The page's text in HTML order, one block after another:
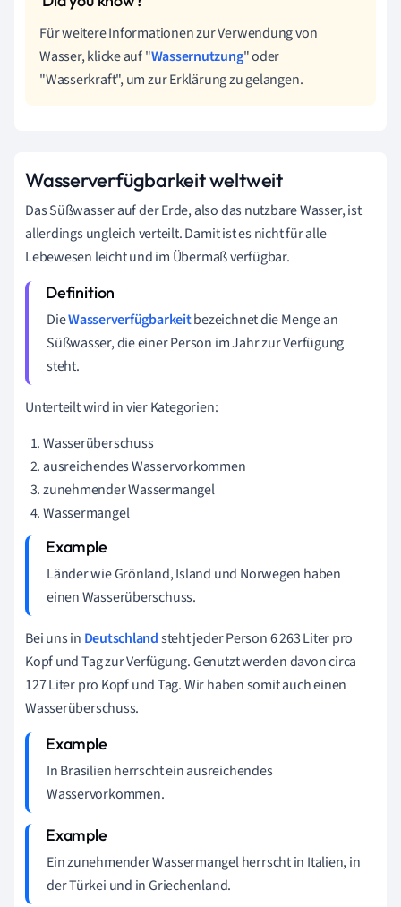
Für weitere Informationen zur Verwendung von
Wasser, klicke auf "Wassernutzung" oder
"Wasserkraft", um zur Erklärung zu gelangen.
Wasserverfügbarkeit weltweit
Das Süßwasser auf der Erde, also das nutzbare Wasser, ist
allerdings ungleich verteilt. Damit ist es nicht für alle
Lebewesen leicht und im Übermaß verfügbar.
DieWasserverfügbarkeitbezeichnet die Menge an
Süßwasser, die einer Person im Jahr zur Verfügung
steht.
Unterteilt wird in vier Kategorien:
Wasserüberschuss
ausreichendes Wasservorkommen
zunehmender Wassermangel
Wassermangel
Länder wie Grönland, Island und Norwegen haben
einen Wasserüberschuss.
Bei uns in Deutschlandsteht jeder Person 6 263 Liter pro
Kopf und Tag zur Verfügung. Genutzt werden davon circa
127 Liter pro Kopf und Tag. Wir haben somit auch einen
Wasserüberschuss.
In Brasilien herrscht ein ausreichendes
Wasservorkommen.
Ein zunehmender Wassermangel herrscht in Italien, in
der Türkei und in Griechenland.